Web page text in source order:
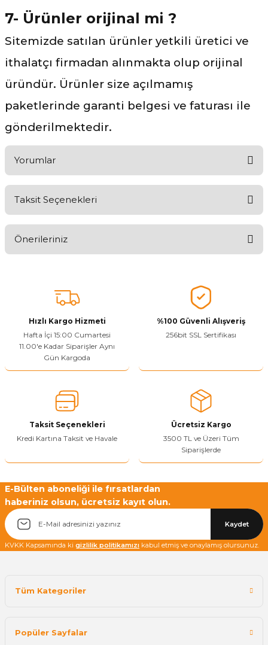
7- Ürünler orijinal mi ?
Sitemizde satılan ürünler yetkili üretici ve
ithalatçı firmadan alınmakta olup orijinal
üründür. Ürünler size açılmamış
paketlerinde garanti belgesi ve faturası ile
gönderilmektedir.
Yorumlar
Ürünü Değerlendir
Taksit Seçenekleri
Önerileriniz
tarafımıza iletebilirsiniz.
Görüş ve önerileriniz için teşekkür ederiz.
Ürün resmi kalitesiz, bozuk veya görüntülenemiyor.
Ürün açıklamasında eksik bilgiler bulunuyor.
Sitenize Pek Güvenemedim
Bu ürüne benzer farklı alternatifler olmalı.
Yetkiliye Gönder
Hızlı Kargo Hizmeti
Hafta İçi 15:00 Cumartesi
11.00'e Kadar Siparişler Aynı
Gün Kargoda
%100 Güvenli Alışveriş
256bit SSL Sertifikası
Taksit Seçenekleri
Kredi Kartına Taksit ve Havale
Ücretsiz Kargo
3500 TL ve Üzeri Tüm
Siparişlerde
E-Bülten aboneliği ile fırsatlardan
haberiniz olsun, ücretsiz kayıt olun.
Kaydet
KVKK Kapsamında ki gizlilik politikamızı kabul etmiş ve onaylamış olursunuz.
Tüm Kategoriler
Popüler Sayfalar